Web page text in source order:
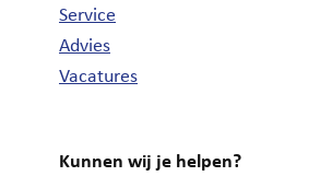
Service
Advies
Vacatures
Kunnen wij je helpen?